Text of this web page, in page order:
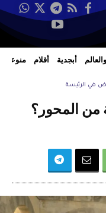
أبجدية أقلام منوعات
في الرئيسة
من المحور؟